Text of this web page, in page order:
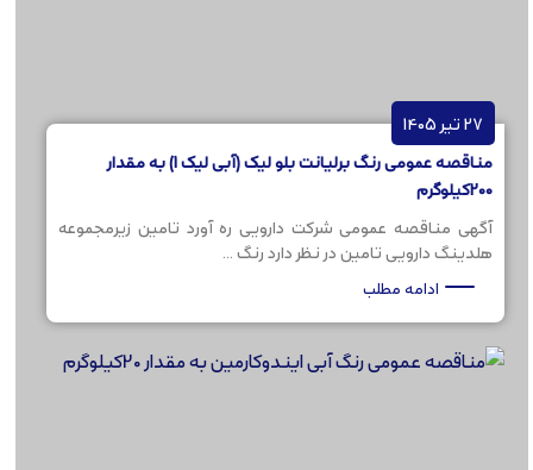
27 تیر 1405
مناقصه عمومی رنگ برلیانت بلو لیک (آبی لیک 1) به مقدار
200کیلوگرم
آگهی مناقصه عمومی شرکت دارویی ره آورد تامین زیرمجموعه
هلدینگ دارویی تامین در نظر دارد رنگ ...
ادامه مطلب